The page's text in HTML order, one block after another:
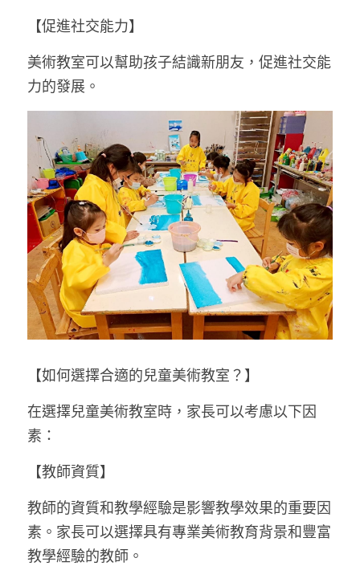
【促進社交能力】
美術教室可以幫助孩子結識新朋友，促進社交能
力的發展。
【如何選擇合適的兒童美術教室？】
在選擇兒童美術教室時，家長可以考慮以下因
素：
【教師資質】
教師的資質和教學經驗是影響教學效果的重要因
素。家長可以選擇具有專業美術教育背景和豐富
教學經驗的教師。